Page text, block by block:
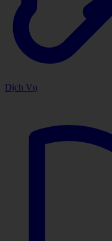
Dịch Vụ